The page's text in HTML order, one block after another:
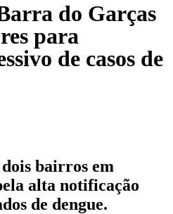
do Garças
para
de casos de
bairros em
alta notificação
de dengue.